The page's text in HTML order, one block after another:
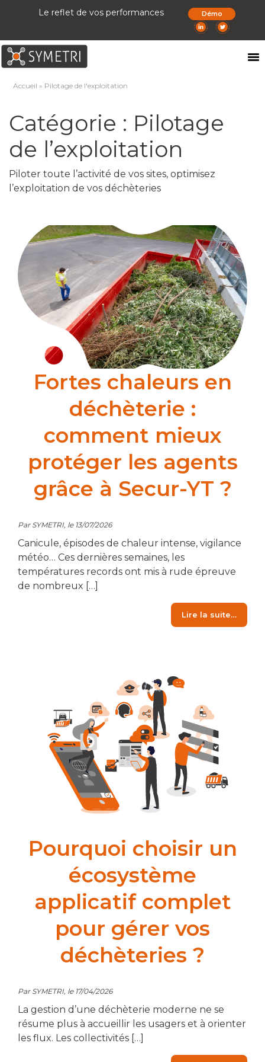
Le reflet de vos performances Démo
Accueil » Pilotage de l'exploitation
Catégorie : Pilotage
de l’exploitation
Piloter toute l’activité de vos sites, optimisez
l’exploitation de vos déchèteries
Fortes chaleurs en
déchèterie :
comment mieux
protéger les agents
grâce à Secur-YT ?
Par SYMETRI, le 13/07/2026
Canicule, épisodes de chaleur intense, vigilance
météo… Ces dernières semaines, les
températures records ont mis à rude épreuve
de nombreux […]
Lire la suite…
Pourquoi choisir un
écosystème
applicatif complet
pour gérer vos
déchèteries ?
Par SYMETRI, le 17/04/2026
La gestion d’une déchèterie moderne ne se
résume plus à accueillir les usagers et à orienter
les flux. Les collectivités […]